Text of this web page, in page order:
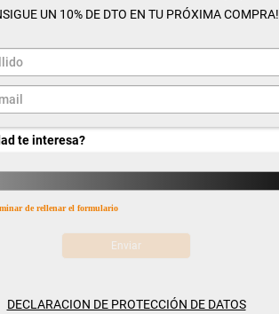
UN 10% DE DTO EN TU PRÓXIMA COMPRA!
de rellenar el formulario
DECLARACION DE PROTECCIÓN DE DATOS